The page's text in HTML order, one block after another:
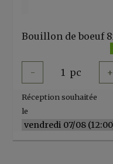
- 1 pc +
Réception souhaitée
le